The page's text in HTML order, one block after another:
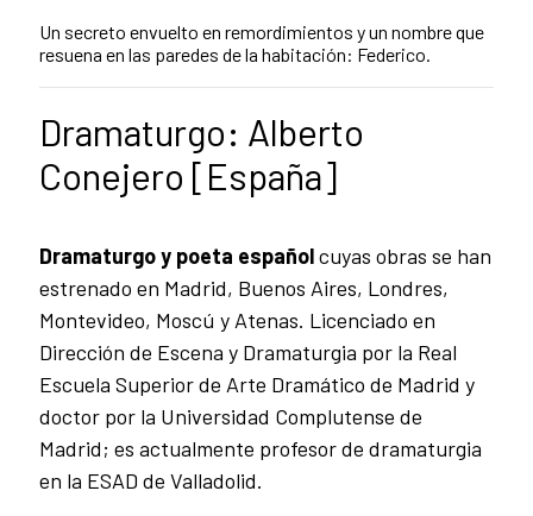
Un secreto envuelto en remordimientos y un nombre que
resuena en las paredes de la habitación: Federico.
Dramaturgo: Alberto
Conejero [España]
Dramaturgo y poeta españolcuyas obras se han
estrenado en Madrid, Buenos Aires, Londres,
Montevideo, Moscú y Atenas. Licenciado en
Dirección de Escena y Dramaturgia por la Real
Escuela Superior de Arte Dramático de Madrid y
doctor por la Universidad Complutense de
Madrid; es actualmente profesor de dramaturgia
en la ESAD de Valladolid.